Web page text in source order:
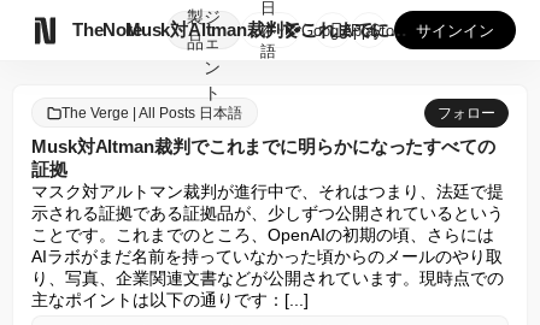
TheNote
製
品
ジ
ェ
ン
ト
Musk対Altman裁判でこれまでに明らかになったすべての...
日
本
語
GooglePlay
AppStore サインイン
The Verge | All Posts 日本語 フォロー
Musk対Altman裁判でこれまでに明らかになったすべての
証拠
マスク対アルトマン裁判が進行中で、それはつまり、法廷で提
示される証拠である証拠品が、少しずつ公開されているという
ことです。これまでのところ、OpenAIの初期の頃、さらには
AIラボがまだ名前を持っていなかった頃からのメールのやり取
り、写真、企業関連文書などが公開されています。現時点での
主なポイントは以下の通りです：[...]